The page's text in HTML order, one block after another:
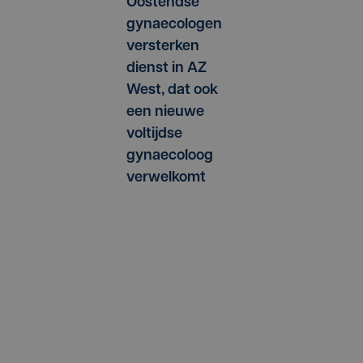
Oostendse
gynaecologen
versterken
dienst in AZ
West, dat ook
een nieuwe
voltijdse
gynaecoloog
verwelkomt